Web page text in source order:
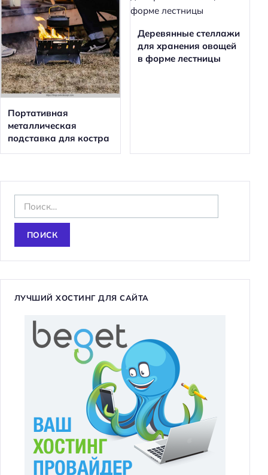
Портативная
металлическая
подставка для костра
Деревянные стеллажи
для хранения овощей
в форме лестницы
а
и
ЛУЧШИЙ ХОСТИНГ ДЛЯ САЙТА